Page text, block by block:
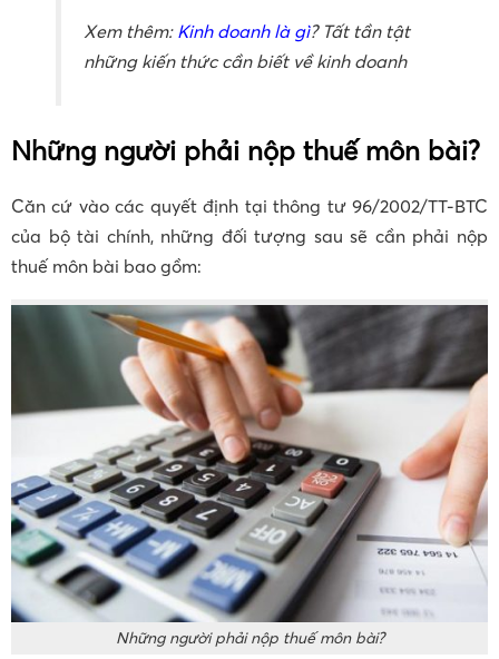
Xem thêm: Kinh doanh là gì? Tất tần tật
những kiến thức cần biết về kinh doanh
Những người phải nộp thuế môn bài?
Căn cứ vào các quyết định tại thông tư 96/2002/TT-BTC
của bộ tài chính, những đối tượng sau sẽ cần phải nộp
thuế môn bài bao gồm:
Những người phải nộp thuế môn bài?